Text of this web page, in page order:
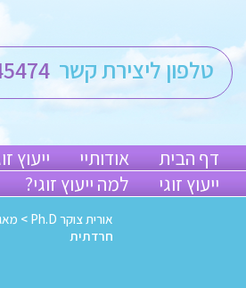
טלפון ליצירת קשר
דף הבית אודותיי ייעוץ
ייעוץ זוגי
למה ייעוץ זוגי?
אורית צוקר Ph.D >
חרדתית